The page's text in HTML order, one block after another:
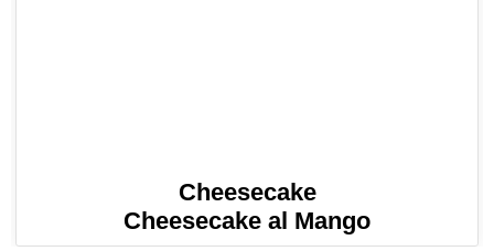
Cheesecake
Cheesecake al Mango